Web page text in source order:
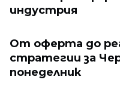
индустрия
От оферта до
стратегии за
понеделник